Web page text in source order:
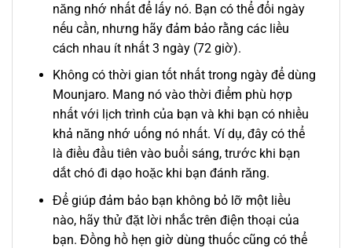
năng nhớ nhất để lấy nó. Bạn có thể đổi ngày
nếu cần, nhưng hãy đảm bảo rằng các liều
cách nhau ít nhất 3 ngày (72 giờ).
Không có thời gian tốt nhất trong ngày để dùng
Mounjaro. Mang nó vào thời điểm phù hợp
nhất với lịch trình của bạn và khi bạn có nhiều
khả năng nhớ uống nó nhất. Ví dụ, đây có thể
là điều đầu tiên vào buổi sáng, trước khi bạn
dắt chó đi dạo hoặc khi bạn đánh răng.
Để giúp đảm bảo bạn không bỏ lỡ một liều
nào, hãy thử đặt lời nhắc trên điện thoại của
bạn. Đồng hồ hẹn giờ dùng thuốc cũng có thể